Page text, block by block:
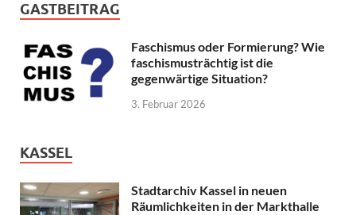
GASTBEITRAG
Faschismus oder Formierung? Wie
faschismusträchtig ist die
gegenwärtige Situation?
3. Februar 2026
KASSEL
Stadtarchiv Kassel in neuen
Räumlichkeiten in der Markthalle